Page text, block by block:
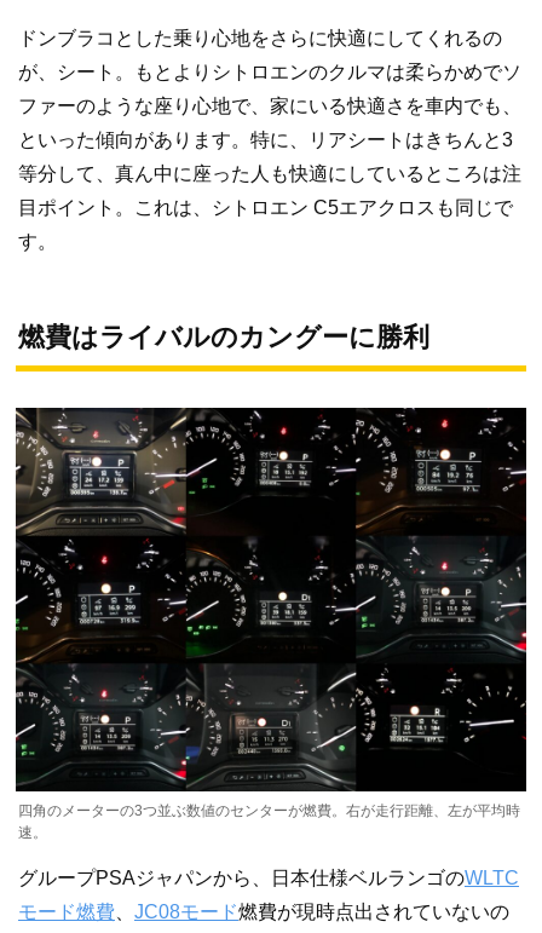
ドンブラコとした乗り心地をさらに快適にしてくれるの
が、シート。もとよりシトロエンのクルマは柔らかめでソ
ファーのような座り心地で、家にいる快適さを車内でも、
といった傾向があります。特に、リアシートはきちんと3
等分して、真ん中に座った人も快適にしているところは注
目ポイント。これは、シトロエン C5エアクロスも同じで
す。
燃費はライバルのカングーに勝利
四角のメーターの3つ並ぶ数値のセンターが燃費。右が走行距離、左が平均時
速。
グループPSAジャパンから、日本仕様ベルランゴのWLTC
モード燃費
JC08モード燃費が現時点出されていないの